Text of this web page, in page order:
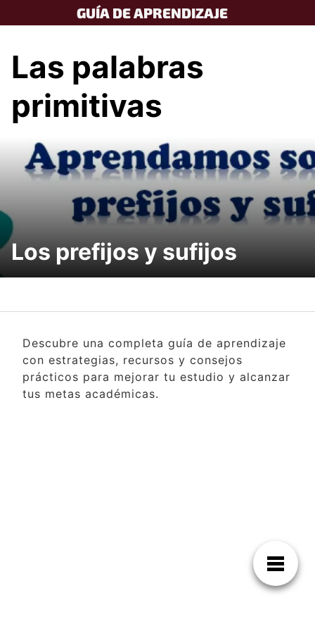
to
GUÍA DE APRENDIZAJE
Las palabras
primitivas
Los prefijos y sufijos
Descubre una completa guía de aprendizaje
con estrategias, recursos y consejos
prácticos para mejorar tu estudio y alcanzar
tus metas académicas.